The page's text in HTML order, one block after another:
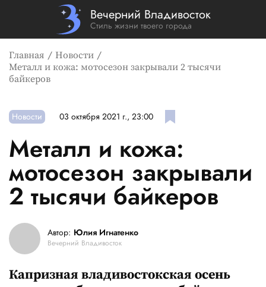
Вечерний Владивосток
Стиль жизни твоего города
Главная
Новости
Металл и кожа: мотосезон закрывали 2 тысячи
байкеров
Новости 03 октября 2021 г., 23:00
Металл и кожа:
мотосезон закрывали
2 тысячи байкеров
Автор: Юлия Игнатенко
Вечерний Владивосток
Капризная владивостокская осень